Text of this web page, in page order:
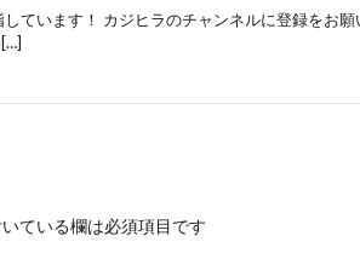
ています！ カジヒラのチャンネルに登録をお
ている欄は必須項目です